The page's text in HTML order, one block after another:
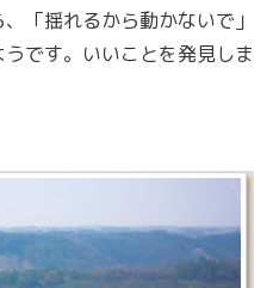
「揺れるから動かないで」
です。いいことを発見しま